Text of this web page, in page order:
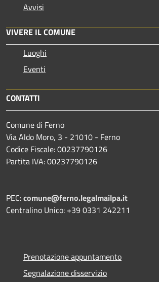
Avvisi
VIVERE IL COMUNE
Luoghi
Eventi
CONTATTI
Comune di Ferno
Via Aldo Moro, 3 - 21010 - Ferno
Codice Fiscale: 00237790126
Partita IVA: 00237790126
PEC:comune@ferno.legalmailpa.it
Centralino Unico: +39 0331 242211
Prenotazione appuntamento
Segnalazione disservizio